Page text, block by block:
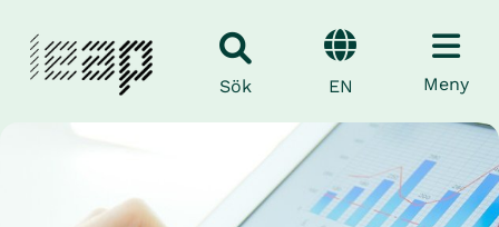
Sök EN Meny